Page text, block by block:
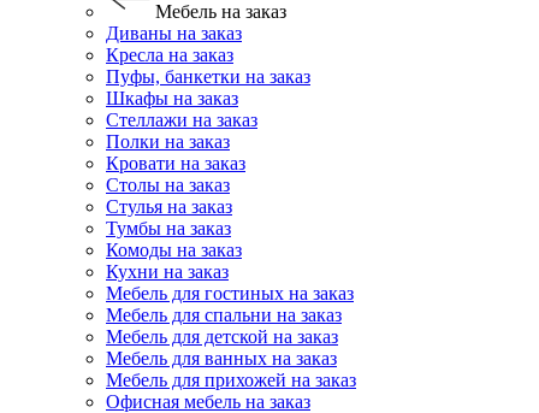
Мебель на заказ
Диваны на заказ
Кресла на заказ
Пуфы, банкетки на заказ
Шкафы на заказ
Стеллажи на заказ
Полки на заказ
Кровати на заказ
Столы на заказ
Стулья на заказ
Тумбы на заказ
Комоды на заказ
Кухни на заказ
Мебель для гостиных на заказ
Мебель для спальни на заказ
Мебель для детской на заказ
Мебель для ванных на заказ
Мебель для прихожей на заказ
Офисная мебель на заказ